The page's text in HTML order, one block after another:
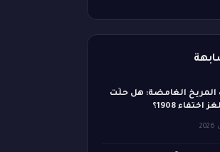
المريخ الغامضة: هل حلّت
اختفاء 1908؟